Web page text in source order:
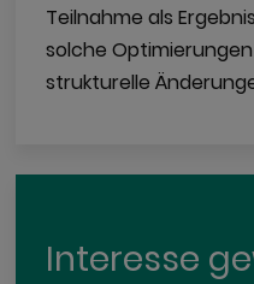
Teilnahme als
solche
strukturelle
Interesse